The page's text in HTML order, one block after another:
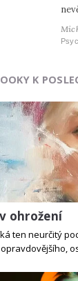
K
ohrožení
ten neurčitý